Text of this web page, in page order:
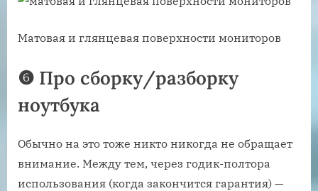
Матовая и глянцевая поверхности мониторов
❻ Про сборку/разборку
ноутбука
Обычно на это тоже никто никогда не обращает
внимание. Между тем, через годик-полтора
использования (когда закончится гарантия) —